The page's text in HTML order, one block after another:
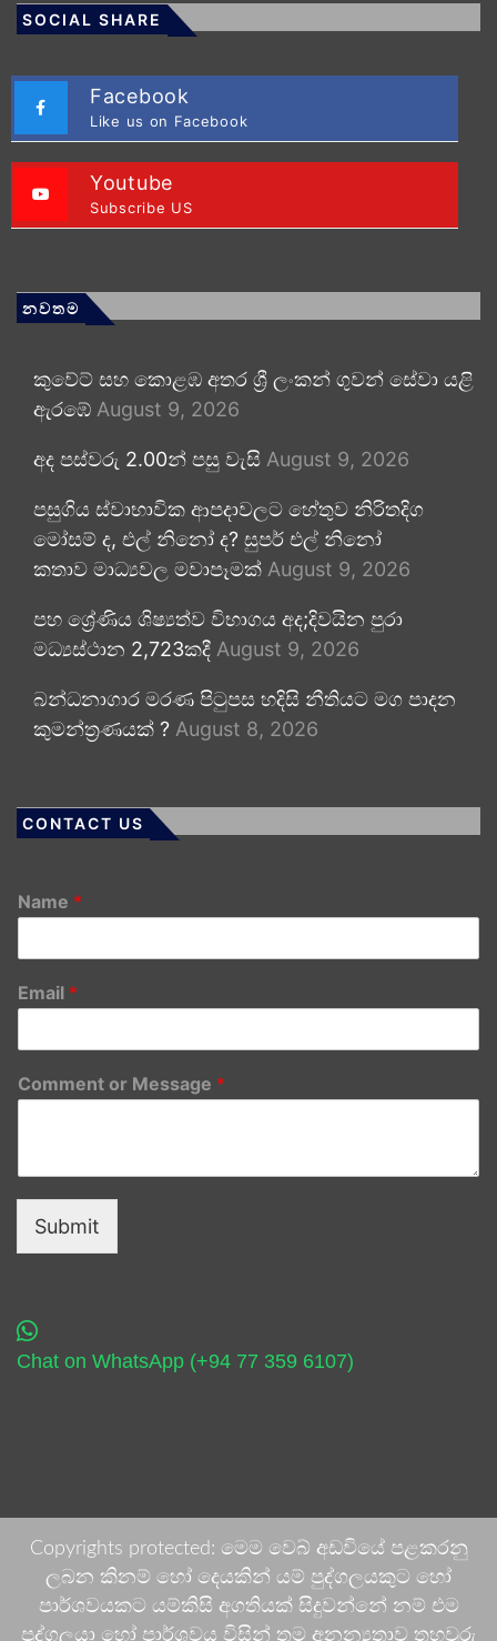
SOCIAL SHARE
Facebook
Like us on Facebook
Youtube
Subscribe US
නවතම
කුවේට් සහ කොළඹ අතර ශ්‍රී ලංකන් ගුවන් සේවා යළි
ඇරඹේ August 9, 2026
අද පස්වරු 2.00න් පසු වැසි August 9, 2026
පසුගිය ස්වාභාවික ආපදාවලට හේතුව නිරිතදිග
මෝසම් ද, එල් නිනෝ ද? සුපර් එල් නිනෝ
කතාව මාධ්‍යවල මවාපෑමක් August 9, 2026
පහ ශ්‍රේණිය ශිෂ්‍යත්ව විභාගය අද;දිවයින පුරා
මධ්‍යස්ථාන 2,723කදී August 9, 2026
බන්ධනාගාර මරණ පිටුපස හදිසි නීතියට මග පාදන
කුමන්ත්‍රණයක් ? August 8, 2026
CONTACT US
Name *
Email *
Comment or Message *
Submit
Chat on WhatsApp (+94 77 359 6107)
Copyrights protected: මෙම වෙබ් අඩවියේ පළකරනු
ලබන කිනම් හෝ දෙයකින් යම් පුද්ගලයකුට හෝ
පාර්ශවයකට යම්කිසි අගතියක් සිදුවන්නේ නම් එම
පුද්ගලයා හෝ පාර්ශවය විසින් තම අනන්‍යතාව තහවුරු